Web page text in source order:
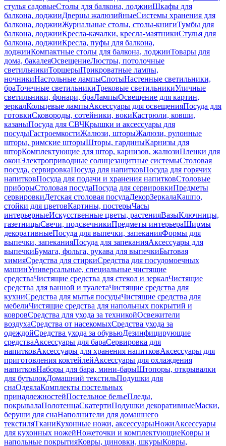
стулья садовыеСтолы для балкона, лоджииШкафы для
балкона, лоджииДверцы жалюзийныеСистемы хранения для
балкона, лоджииЖурнальные столы, столы-книгиТумбы для
балкона, лоджииКресла-качалки, кресла-маятникиСтулья для
балкона, лоджииКресла, пуфы для балкона,
лоджииКомпактные столы для балкона, лоджииТовары для
дома, бакалеяОсвещениеЛюстры, потолочные
светильникиТоршерыПрикроватные лампы,
ночникиНастольные лампыСпотыНастенные светильники,
браТочечные светильникиТрековые светильникиУличные
светильники, фонари, браЛампыОсвещение для картин,
зеркалКольцевые лампыАксессуары для освещенияПосуда для
готовкиСковороды, сотейники, вокиКастрюли, ковши,
казаныПосуда для СВЧКрышки и аксессуары для
посудыГастроемкостиЖалюзи, шторыЖалюзи, рулонные
шторы, римские шторыШторы, гардиныКарнизы для
шторКомплектующие для штор, карнизов, жалюзиПленки для
оконЭлектроприводные солнцезащитные системыСтоловая
посуда, сервировкаПосуда для напитковПосуда для горячих
напитковПосуда для подачи и хранения напитковСтоловые
приборыСтоловая посудаПосуда для сервировкиПредметы
сервировкиДетская столовая посудаДекорЗеркалаКашпо,
стойки для цветовКартины, постерыЧасы
интерьерныеИскусственные цветы, растенияВазыКлючницы,
газетницыСвечи, подсвечникиПредметы интерьераШирмы
декоративныеПосуда для выпечки, запеканияФормы для
выпечки, запеканияПосуда для запеканияАксессуары для
выпечкиБумага, фольга, рукава для выпечкиБытовая
химияСредства для стиркиСредства для посудомоечных
машинУниверсальные, специальные чистящие
средстваЧистящие средства для стекол и зеркалЧистящие
средства для ванной и туалетаЧистящие средства для
кухниСредства для мытья посудыЧистящие средства для
мебелиЧистящие средства для напольных покрытий и
ковровСредства для ухода за техникойОсвежители
воздухаСредства от насекомыхСредства ухода за
одеждойСредства ухода за обувьюДезинфицирующие
средстваАксессуары для бараСервировка для
напитковАксессуары для хранения напитковАксессуары для
приготовления коктейлейАксессуары для охлаждения
напитковНаборы для бара, мини-барыШтопоры, открывалки
для бутылокДомашний текстильПодушки для
снаОдеялаКомплекты постельных
принадлежностейПостельное бельеПледы,
покрывалаПолотенцаСкатертиПодушки декоративныеМаски,
беруши для снаНаполнители для домашнего
текстиляТканиКухонные ножи, аксессуарыНожиАксессуары
для кухонных ножейНожеточки и комплектующиеКовры и
напольные покрытияКовры, циновки, шкурыКовры,